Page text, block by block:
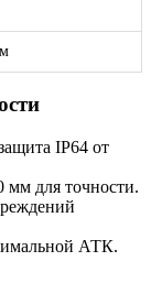
IP64 от
мм для точности.
АТК.